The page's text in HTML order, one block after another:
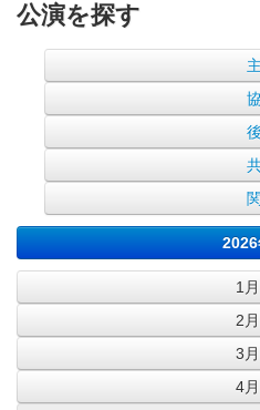
公演を探す
1月
2月
3月
4月